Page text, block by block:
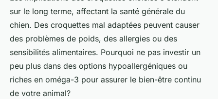
sur le long terme, affectant la santé générale du
chien. Des croquettes mal adaptées peuvent causer
des problèmes de poids, des allergies ou des
sensibilités alimentaires. Pourquoi ne pas investir un
peu plus dans des options hypoallergéniques ou
riches en oméga-3 pour assurer le bien-être continu
de votre animal?